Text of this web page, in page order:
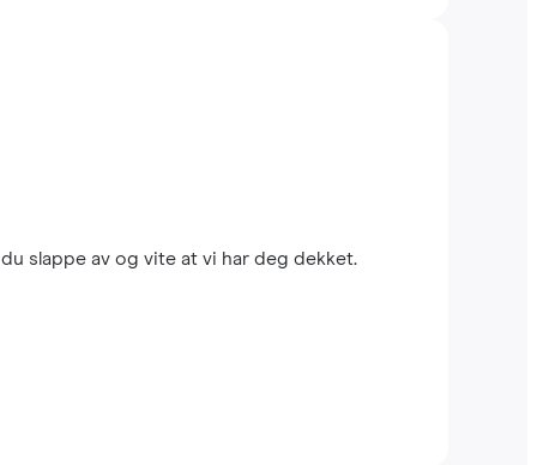
slappe av og vite at vi har deg dekket.